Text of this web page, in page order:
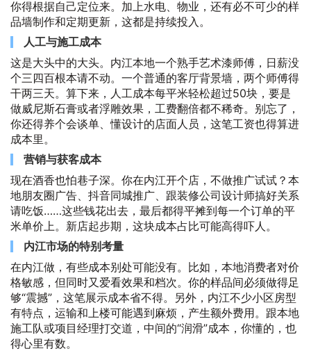
你得根据自己定位来。加上水电、物业，还有必不可少的样
品墙制作和定期更新，这都是持续投入。
人工与施工成本
这是大头中的大头。内江本地一个熟手艺术漆师傅，日薪没
个三四百根本请不动。一个普通的客厅背景墙，两个师傅得
干两三天。算下来，人工成本每平米轻松超过50块，要是
做威尼斯石膏或者浮雕效果，工费翻倍都不稀奇。别忘了，
你还得养个会谈单、懂设计的店面人员，这笔工资也得算进
成本里。
营销与获客成本
现在酒香也怕巷子深。你在内江开个店，不做推广试试？本
地朋友圈广告、抖音同城推广、跟装修公司设计师搞好关系
请吃饭……这些钱花出去，最后都得平摊到每一个订单的平
米单价上。新店起步期，这块成本占比可能高得吓人。
内江市场的特别考量
在内江做，有些成本别处可能没有。比如，本地消费者对价
格敏感，但同时又爱看效果和档次。你的样品间必须做得足
够“震撼”，这笔展示成本省不得。另外，内江不少小区房型
有特点，运输和上楼可能遇到麻烦，产生额外费用。跟本地
施工队或项目经理打交道，中间的“润滑”成本，你懂的，也
得心里有数。